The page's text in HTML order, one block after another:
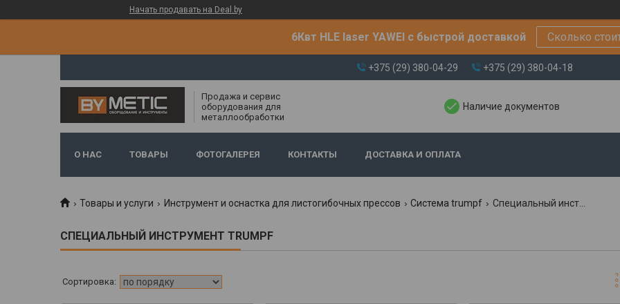
Начать продавать на Deal.by
6Квт HLE laser YAWEI с быстрой доставкой Сколько
+375 (29) 380-04-29 +375 (29) 380-04-18
Продажа и сервис
оборудования для
металлообработки
Наличие документов
О НАС ТОВАРЫ ФОТОГАЛЕРЕЯ КОНТАКТЫ ДОСТАВКА И ОПЛАТА
Товары и услуги Инструмент и оснастка для листогибочных прессов Система trumpf Специальный инструмент trumpf
СПЕЦИАЛЬНЫЙ ИНСТРУМЕНТ TRUMPF